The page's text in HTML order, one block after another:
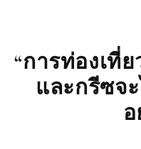
“การท่องเที่ย
และกรีซจ